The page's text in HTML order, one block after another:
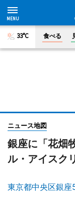
33°C 食べる
ニュース地図
銀座に「花畑
ル・アイスク
東京都中央区銀